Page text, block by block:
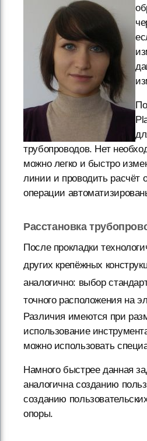
трубопроводов. Нет
можно легко и быстро
линии и проводить расчёт
операции
Расстановка
После прокладки
других крепёжных
аналогично: выбор
точного расположения на
Различия имеются при
использование
можно использовать
Намного быстрее данная
аналогична созданию
созданию
опоры.